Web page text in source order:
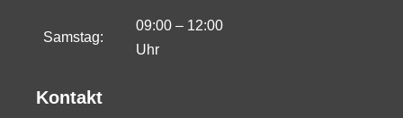
Samstag:
09:00 – 12:00
Uhr
Kontakt